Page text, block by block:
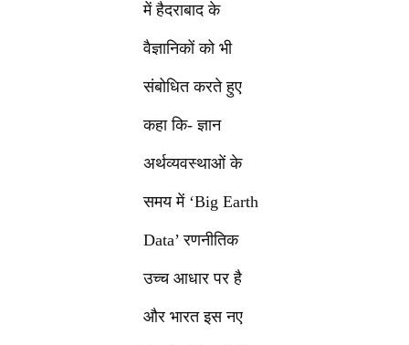
में हैदराबाद के
वैज्ञानिकों को भी
संबोधित करते हुए
कहा कि- ज्ञान
अर्थव्यवस्थाओं के
समय में ‘Big Earth
Data’ रणनीतिक
उच्च आधार पर है
और भारत इस नए